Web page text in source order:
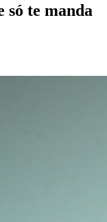
só te manda